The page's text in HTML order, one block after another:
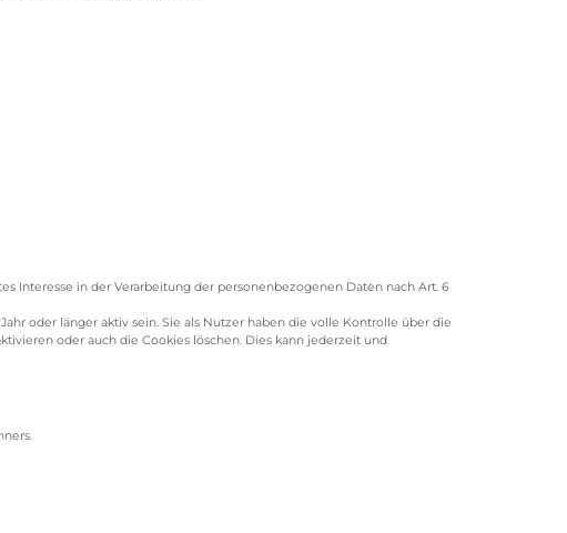
Interesse in der Verarbeitung der personenbezogenen Daten nach Art. 6
oder länger aktiv sein. Sie als Nutzer haben die volle Kontrolle über die
oder auch die Cookies löschen. Dies kann jederzeit und